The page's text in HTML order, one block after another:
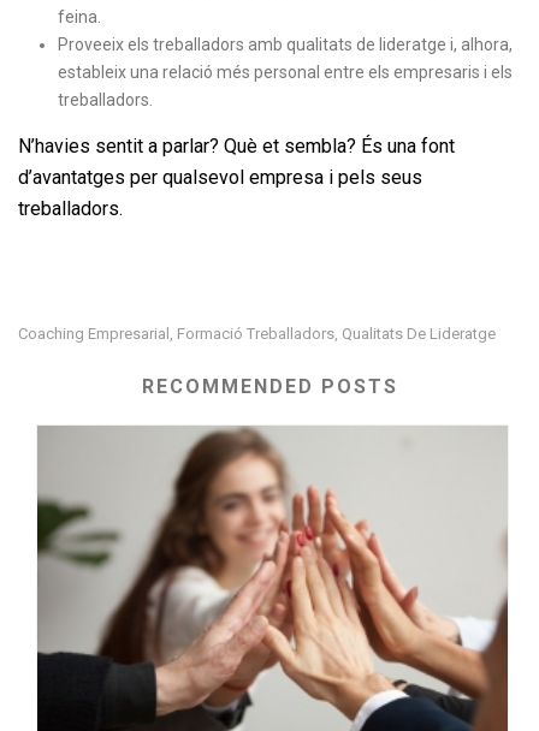
feina.
Proveeix els treballadors amb qualitats de lideratge i, alhora,
estableix una relació més personal entre els empresaris i els
treballadors.
N’havies sentit a parlar? Què et sembla? És una font
d’avantatges per qualsevol empresa i pels seus
treballadors.
Coaching Empresarial , Formació Treballadors, Qualitats De Lideratge
RECOMMENDED POSTS